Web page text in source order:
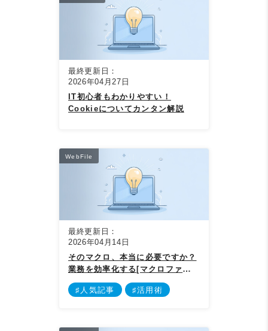
最終更新日：
2026年04月27日
IT初心者もわかりやすい！
Cookieについてカンタン解説
WebFile
最終更新日：
2026年04月14日
そのマクロ、本当に必要ですか？
業務を効率化する[マクロファイ
ル]、おすすめの使い方について
♯人気記事
♯活用術